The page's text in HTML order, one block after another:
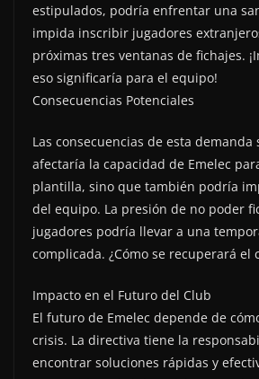
estipulados, podría enfrentar una
impida inscribir jugadores
próximas tres ventanas de fichajes.
eso significaría para el equipo!
Consecuencias Potenciales
Las consecuencias de esta demanda
afectaría la capacidad de Emelec
plantilla, sino que también podría
del equipo. La presión de no poder
jugadores podría llevar a una
complicada. ¿Cómo se recuperará el
Impacto en el Futuro del Club
El futuro de Emelec depende de
crisis. La directiva tiene la
encontrar soluciones rápidas y